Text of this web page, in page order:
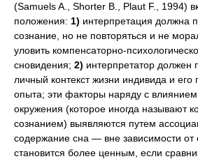
(Samuels A., Shorter В., Plaut F., 1994)
положения: 1) интерпретация должна
сознание, но не повторяться и не
уловить компенсаторно-
сновидения; 2) интерпретатор должен
личный контекст жизни индивида и его
опыта; эти факторы наряду с влиянием
окружения (которое иногда называют
сознанием) выявляются путем
содержание сна — вне зависимости
становится более ценным, если